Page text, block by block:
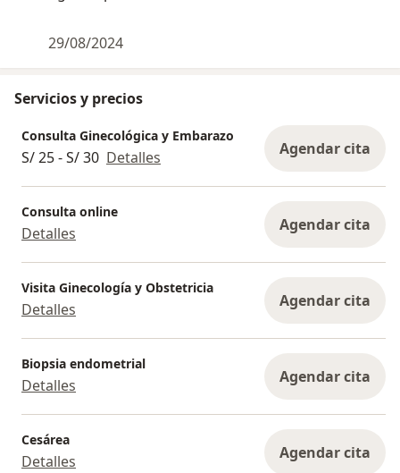
29/08/2024
Servicios y precios
Consulta Ginecológica y Embarazo
S/ 25 - S/ 30 Detalles Agendar cita
Consulta online
Detalles Agendar cita
Visita Ginecología y Obstetricia
Detalles Agendar cita
Biopsia endometrial
Detalles Agendar cita
Cesárea
Detalles Agendar cita